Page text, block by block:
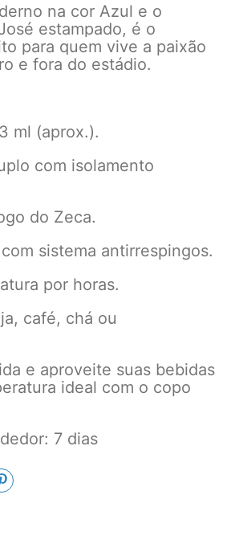
na cor Azul e o
estampado, é o
para quem vive a paixão
e fora do estádio.
ml (aprox.).
com isolamento
do Zeca.
sistema antirrespingos.
por horas.
café, chá ou
e aproveite suas bebidas
ideal com o copo
7 dias